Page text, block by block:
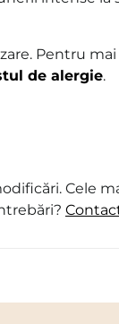
Pentru
de alergie.
Cele